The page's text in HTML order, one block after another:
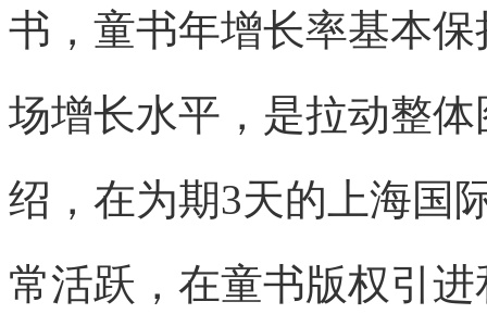
书，童书年增长率基本
场增长水平，是拉动整
绍，在为期3天的上海国
常活跃，在童书版权引